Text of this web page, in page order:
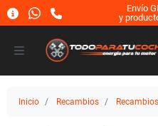
Envío
y
Inicio Recambios